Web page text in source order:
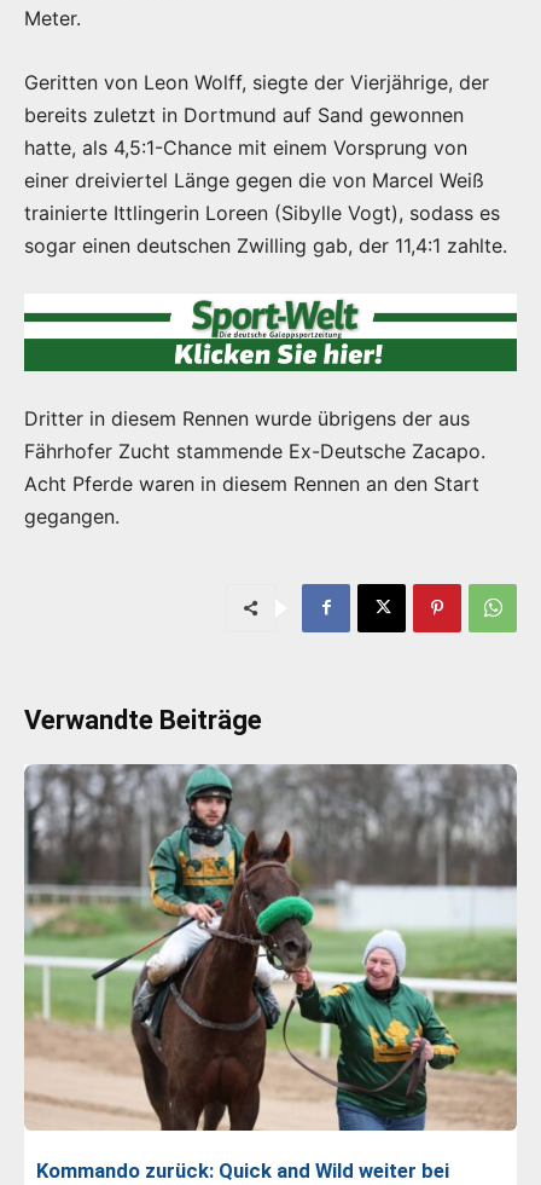
Meter.
Geritten von Leon Wolff, siegte der Vierjährige, der
bereits zuletzt in Dortmund auf Sand gewonnen
hatte, als 4,5:1-Chance mit einem Vorsprung von
einer dreiviertel Länge gegen die von Marcel Weiß
trainierte Ittlingerin Loreen (Sibylle Vogt), sodass es
sogar einen deutschen Zwilling gab, der 11,4:1 zahlte.
Dritter in diesem Rennen wurde übrigens der aus
Fährhofer Zucht stammende Ex-Deutsche Zacapo.
Acht Pferde waren in diesem Rennen an den Start
gegangen.
Verwandte Beiträge
Kommando zurück: Quick and Wild weiter bei